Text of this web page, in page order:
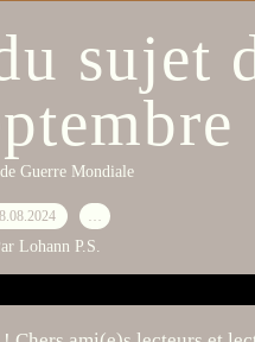
sujet
Guerre Mondiale
…
Lohann P.S.